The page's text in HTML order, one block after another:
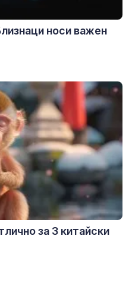
носи важен
за 3 китайски